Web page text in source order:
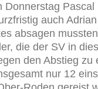
Donnerstag Pascal
auch
absagen
die der SV in
den Abstieg zu
nur 12